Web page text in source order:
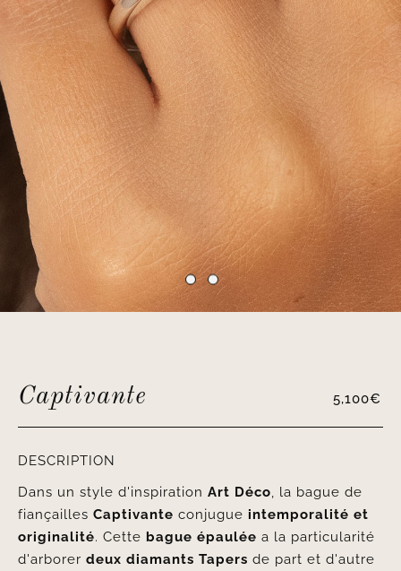
Captivante 5,100€
DESCRIPTION
Dans un style d'inspiration Art Déco, la bague de
fiançailles Captivante conjugue intemporalité et
originalité. Cette bague épaulée a la particularité
d'arborer deux diamants Tapers de part et d'autre